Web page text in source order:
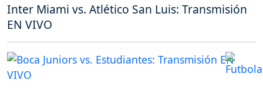
Inter Miami vs. Atlético San Luis: Transmisión
EN VIVO